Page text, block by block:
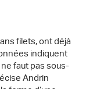
filets, ont déjà
indiquent
faut pas sous-
Andrin